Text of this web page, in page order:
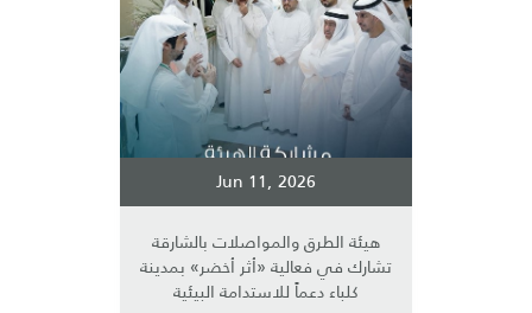
Jun 11, 2026
هيئة الطرق والمواصلات بالشارقة
تشارك في فعالية «أثر أخضر» بمدينة
كلباء دعماً للاستدامة البيئية